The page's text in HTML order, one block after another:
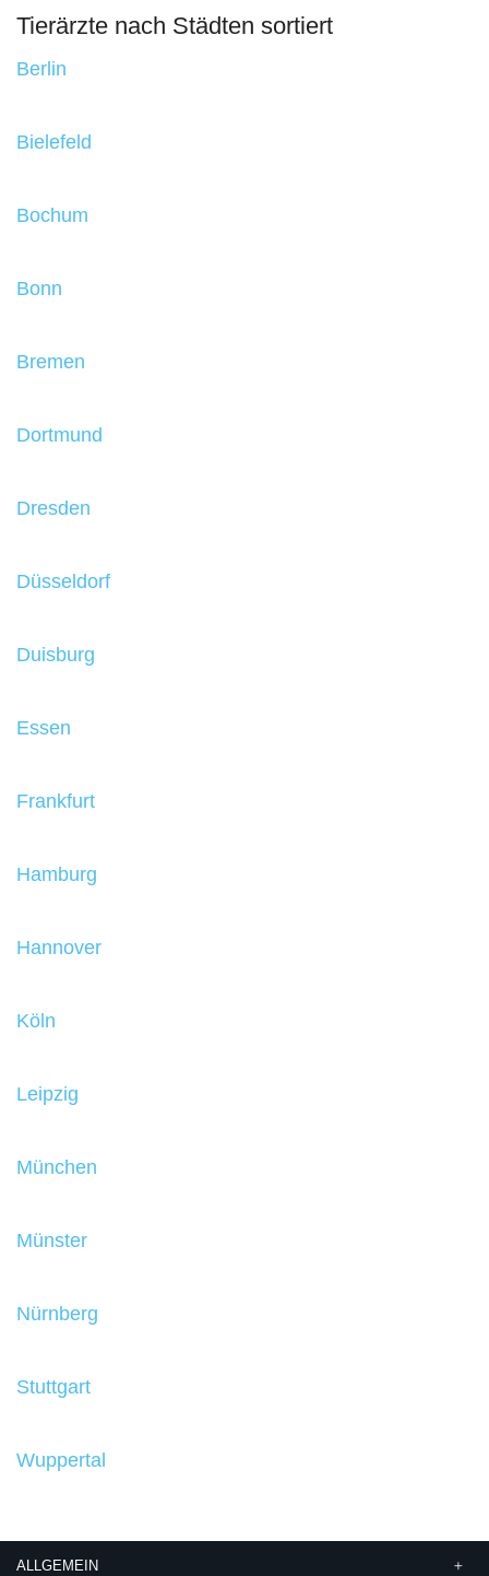
Tierärzte nach Städten sortiert
Berlin
Bielefeld
Bochum
Bonn
Bremen
Dortmund
Dresden
Düsseldorf
Duisburg
Essen
Frankfurt
Hamburg
Hannover
Köln
Leipzig
München
Münster
Nürnberg
Stuttgart
Wuppertal
ALLGEMEIN